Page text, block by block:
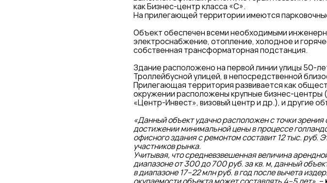
как Бизнес-центр класса «С».
На прилегающей территории имеются
Объект обеспечен всеми необходимыми
электроснабжение, отопление, холодное и
собственная трансформаторная подстанция.
Здание расположено на первой линии улицы 50-
Троллейбусной улицей, в непосредственной
Прилегающая территория развивается как
окружении расположены крупные бизнес-центры
«Центр-Инвест», визовый центр и др.), и другие
«Данный объект удачно расположен с точки
достижении минимальной цены в процессе
офисного здания с ремонтом составит 12 тыс.
участников рынка.
Учитывая, что средневзвешенная величина
диапазоне от 300 до 700 руб. за кв. м, данный
в диапазоне 17–22 млн руб. в год после вычета